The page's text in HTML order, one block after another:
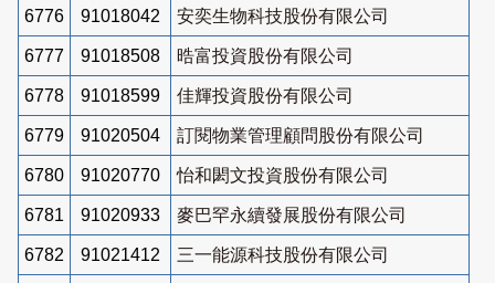
6776 91018042 安奕生物科技股份有限公司
6777 91018508 晧富投資股份有限公司
6778 91018599 佳輝投資股份有限公司
6779 91020504 訂閱物業管理顧問股份有限公司
6780 91020770 怡和閎文投資股份有限公司
6781 91020933 麥巴罕永續發展股份有限公司
6782 91021412 三一能源科技股份有限公司